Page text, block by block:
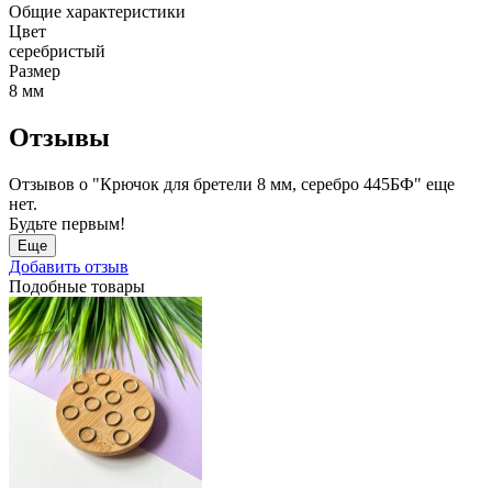
Общие характеристики
Цвет
серебристый
Размер
8 мм
Отзывы
Отзывов о "Крючок для бретели 8 мм, серебро 445БФ" еще
нет.
Будьте первым!
Еще
Добавить отзыв
Подобные товары